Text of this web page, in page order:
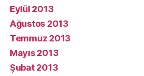
Eylül 2013
Ağustos 2013
Temmuz 2013
Mayıs 2013
Şubat 2013